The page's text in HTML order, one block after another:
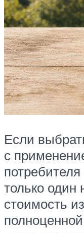
Если
с
только один
стоимость